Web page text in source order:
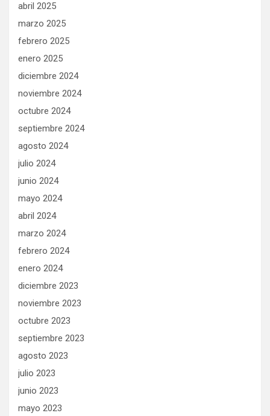
abril 2025
marzo 2025
febrero 2025
enero 2025
diciembre 2024
noviembre 2024
octubre 2024
septiembre 2024
agosto 2024
julio 2024
junio 2024
mayo 2024
abril 2024
marzo 2024
febrero 2024
enero 2024
diciembre 2023
noviembre 2023
octubre 2023
septiembre 2023
agosto 2023
julio 2023
junio 2023
mayo 2023